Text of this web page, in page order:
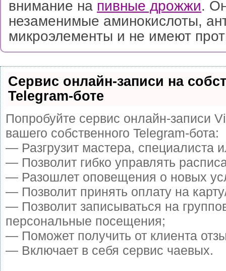
внимание на пивные дрожжи.
незаменимые аминокислоты,
микроэлементы и не имеют
Сервис онлайн-записи на
Telegram-боте
Попробуйте сервис онлайн-записи
вашего собственного Telegram-бота:
— Разгрузит мастера, специалиста
— Позволит гибко управлять
— Разошлет оповещения о новых
— Позволит принять оплату на
— Позволит записываться на
персональные посещения;
— Поможет получить от клиента
— Включает в себя сервис чаевых.